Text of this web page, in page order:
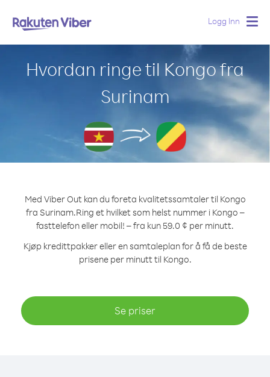
Logg Inn
Hvordan ringe til Kongo fra
Surinam
Med Viber Out kan du foreta kvalitetssamtaler til Kongo
fra Surinam.Ring et hvilket som helst nummer i Kongo –
fasttelefon eller mobil! – fra kun 59.0 ¢ per minutt.
Kjøp kredittpakker eller en samtaleplan for å få de beste
prisene per minutt til Kongo.
Se priser